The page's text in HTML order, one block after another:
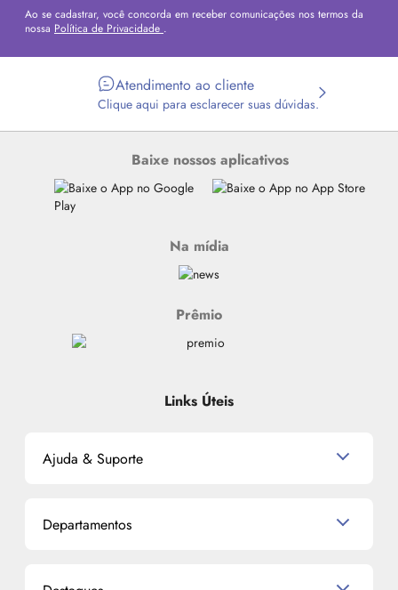
Ao se cadastrar, você concorda em receber comunicações nos termos da
nossa Política de Privacidade .
Atendimento ao cliente
Clique aqui para esclarecer suas dúvidas.
Baixe nossos aplicativos
Na mídia
Prêmio
Links Úteis
Ajuda & Suporte
Política de Devolução
Departamentos